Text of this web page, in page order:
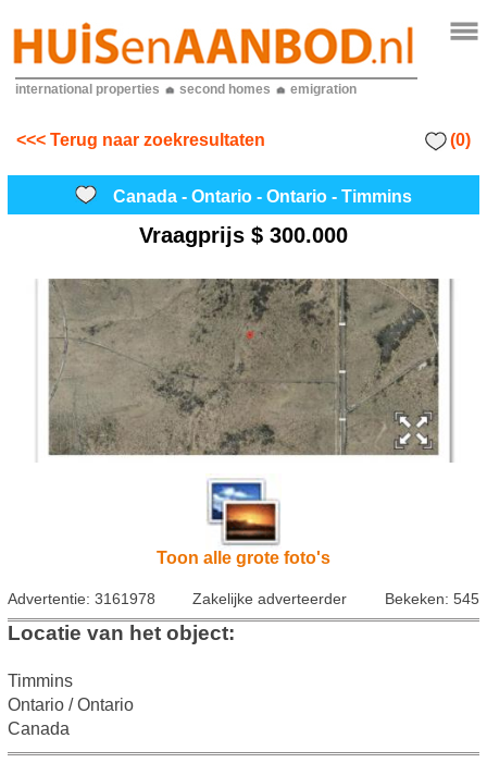
international properties second homes emigration
<<< Terug naar zoekresultaten (0)
Canada - Ontario - Ontario - Timmins
Vraagprijs $ 300.000
Toon alle grote foto's
Advertentie: 3161978 Zakelijke adverteerder Bekeken: 545
Locatie van het object:
Timmins
Ontario / Ontario
Canada